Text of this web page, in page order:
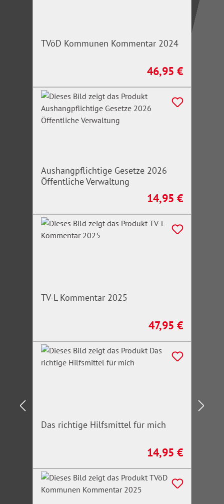
TVöD Kommunen Kommentar 2024
Regulärer Preis:
46,95 €
Aushangpflichtige Gesetze 2026
Öffentliche Verwaltung
Regulärer Preis:
14,95 €
TV-L Kommentar 2025
Regulärer Preis:
47,95 €
Das richtige Hilfsmittel für mich
Regulärer Preis:
14,95 €